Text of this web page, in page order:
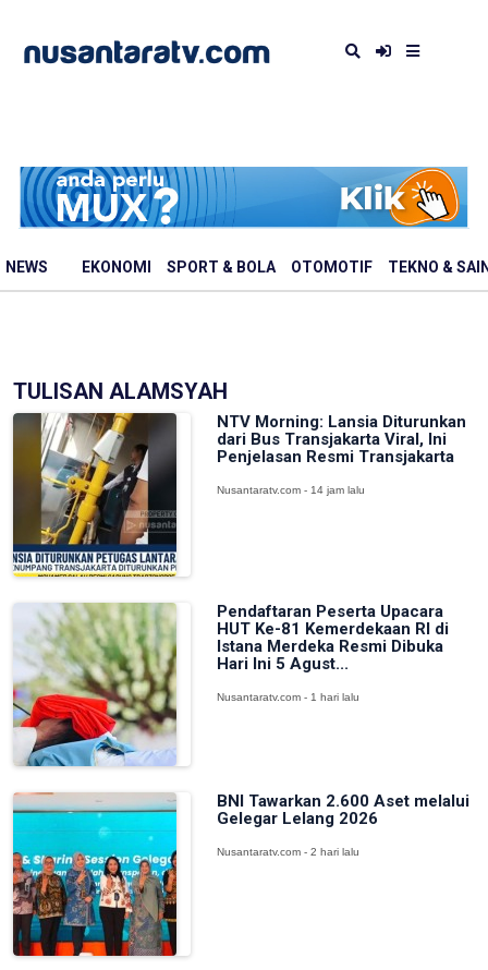
NEWS EKONOMI SPORT & BOLA OTOMOTIF TEKNO &
TULISAN ALAMSYAH
NTV Morning: Lansia Diturunkan
dari Bus Transjakarta Viral, Ini
Penjelasan Resmi Transjakarta
Nusantaratv.com - 14 jam lalu
Pendaftaran Peserta Upacara
HUT Ke-81 Kemerdekaan RI di
Istana Merdeka Resmi Dibuka
Hari Ini 5 Agust...
Nusantaratv.com - 1 hari lalu
BNI Tawarkan 2.600 Aset melalui
Gelegar Lelang 2026
Nusantaratv.com - 2 hari lalu